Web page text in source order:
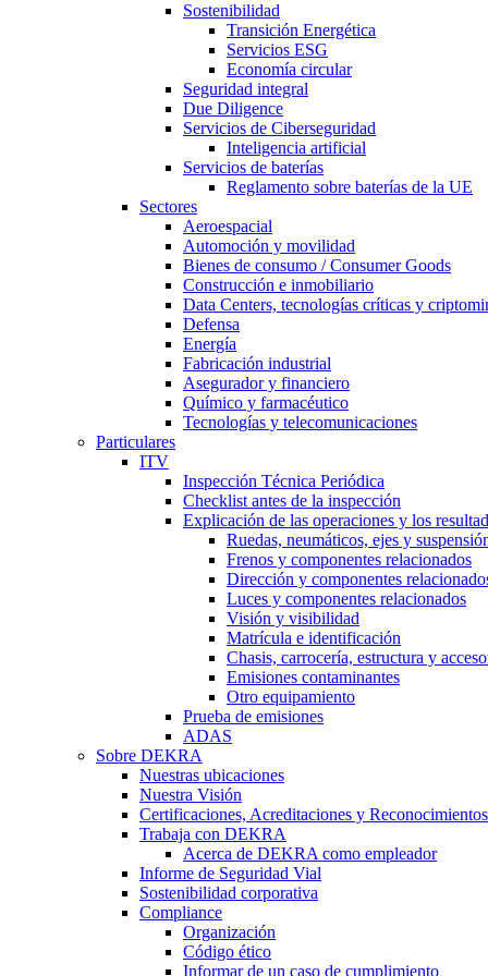
Sostenibilidad
Transición Energética
Servicios ESG
Economía circular
Seguridad integral
Due Diligence
Servicios de Ciberseguridad
Inteligencia artificial
Servicios de baterías
Reglamento sobre baterías de la UE
Sectores
Aeroespacial
Automoción y movilidad
Bienes de consumo / Consumer Goods
Construcción e inmobiliario
Data Centers, tecnologías críticas y
Defensa
Energía
Fabricación industrial
Asegurador y financiero
Químico y farmacéutico
Tecnologías y telecomunicaciones
Particulares
ITV
Inspección Técnica Periódica
Checklist antes de la inspección
Explicación de las operaciones y los
Ruedas, neumáticos, ejes y
Frenos y componentes relacionados
Dirección y componentes
Luces y componentes relacionados
Visión y visibilidad
Matrícula e identificación
Chasis, carrocería, estructura y
Emisiones contaminantes
Otro equipamiento
Prueba de emisiones
ADAS
Sobre DEKRA
Nuestras ubicaciones
Nuestra Visión
Certificaciones, Acreditaciones y Reconocimientos
Trabaja con DEKRA
Acerca de DEKRA como empleador
Informe de Seguridad Vial
Sostenibilidad corporativa
Compliance
Organización
Código ético
Informar de un caso de cumplimiento